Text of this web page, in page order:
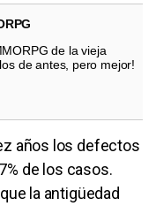
de la vieja
de antes, pero mejor!
años los defectos
de los casos.
la antigüedad